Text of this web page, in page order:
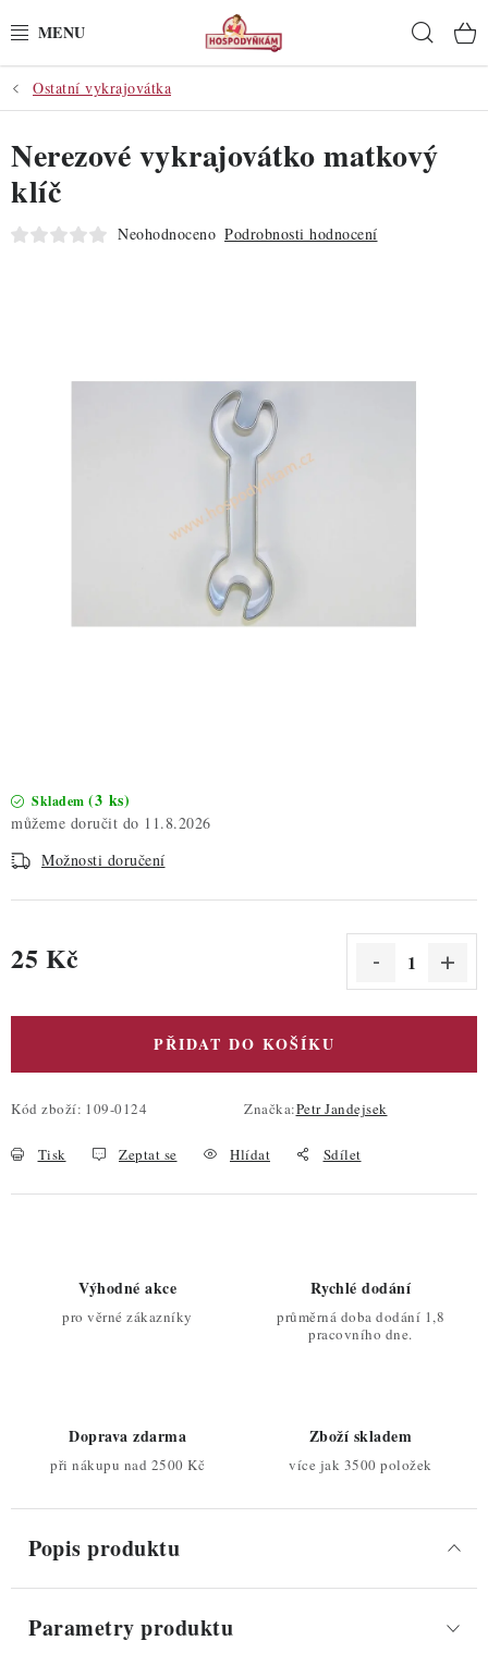
na
POTŘEBY
POMŮCKY
SUROVINY
DO KUCHYNĚ
DÁRKOVÉ POUKAZY
TÉMATICKÉ PRODUKTY
Nepřevzetí zásilky na dobírku
Hodnocení obchodu
Podmínky ochrany osobních údajů
Ostatní vykrajovátka
Skladem (3 ks)
11.8.2026
Možnosti doručení
25 Kč
PŘIDAT DO KOŠÍKU
Kód zboží: 109-0124 Značka:Petr Jandejsek
Tisk Zeptat se Hlídat Sdílet
Nerezové vykrajovátko matkový
klíč
Neohodnoceno Podrobnosti hodnocení
Výhodné akce
pro věrné zákazníky
Rychlé dodání
průměrná doba dodání 1,8
pracovního dne.
Doprava zdarma
při nákupu nad 2500 Kč
Zboží skladem
více jak 3500 položek
Popis produktu
Parametry produktu